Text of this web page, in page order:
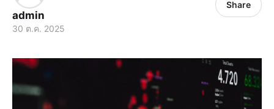
admin
30 ต.ค. 2025
Share